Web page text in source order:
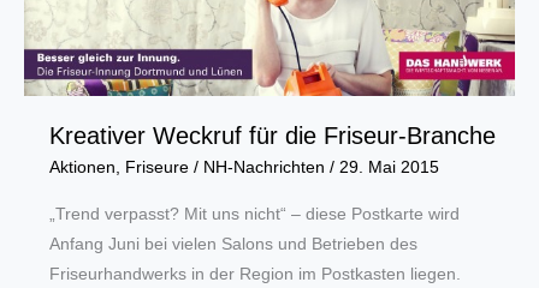
viel
unausgeschöpftes
Potenzial
für
Frauen
Kreativer Weckruf für die Friseur-Branche
Aktionen, Friseure/ NH-Nachrichten / 29. Mai 2015
„Trend verpasst? Mit uns nicht“ – diese Postkarte wird
Anfang Juni bei vielen Salons und Betrieben des
Friseurhandwerks in der Region im Postkasten liegen.